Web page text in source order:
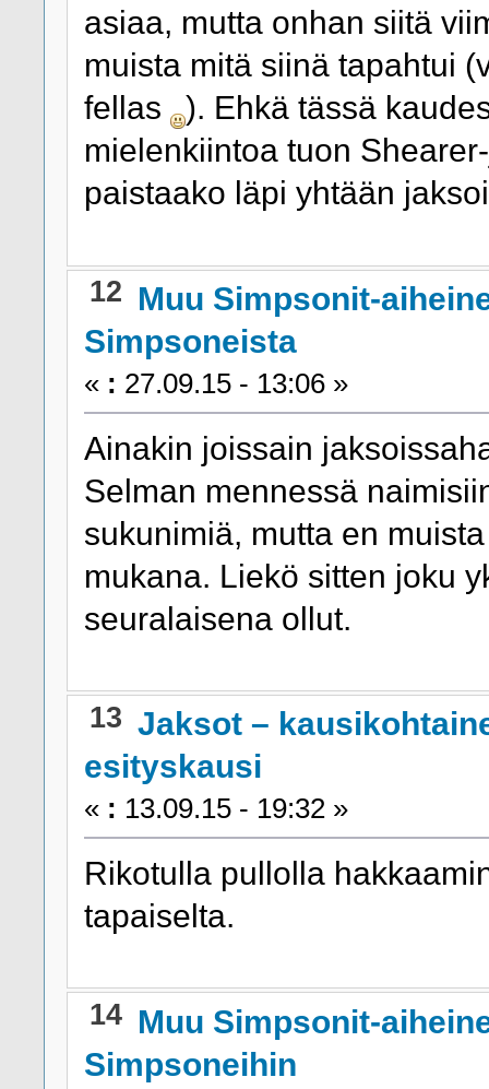
asiaa, mutta onhan siitä
muista mitä siinä tapahtui
fellas
). Ehkä tässä
mielenkiintoa tuon
paistaako läpi yhtään
12 Muu Simpsonit-
Simpsoneista
« : 27.09.15 - 13:06 »
Ainakin joissain
Selman mennessä
sukunimiä, mutta en
mukana. Liekö sitten joku
seuralaisena ollut.
13 Jaksot –
esityskausi
« : 13.09.15 - 19:32 »
Rikotulla pullolla
tapaiselta.
14 Muu Simpsonit-
Simpsoneihin